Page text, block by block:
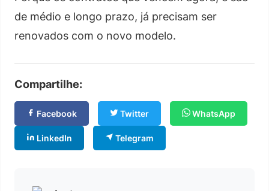
de médio e longo prazo, já precisam ser
renovados com o novo modelo.
Compartilhe:
Facebook Twitter WhatsApp
LinkedIn Telegram